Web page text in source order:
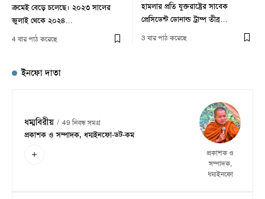
ক্রমেই বেড়ে চলেছে। ২০২৩ সালের
জুলাই থেকে ২০২৪…
4 বার পাঠ করেছে
হামলার প্রতি যুক্তরাষ্ট্রের সাবেক
প্রেসিডেন্ট ডোনাল্ড ট্রাম্প তীব্র…
3 বার পাঠ করেছে
ইনফো দাতা
ধম্মবিরীয় 49 নিবন্ধ সমগ্র
প্রকাশক ও সম্পাদক, ধম্মইনফো-ডট-কম
প্রকাশক ও
সম্পাদক,
ধম্মইনফো